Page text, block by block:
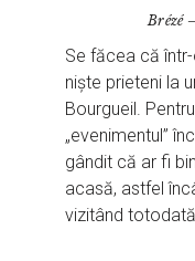
Brézé
Se făcea că
niște prieteni la
Bourgueil.
„evenimentul”
gândit că ar fi
acasă, astfel
vizitând